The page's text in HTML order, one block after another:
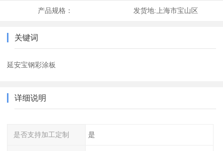
产品规格： 发货地:上海市宝山区
关键词
延安宝钢彩涂板
详细说明
是否支持加工定制 是